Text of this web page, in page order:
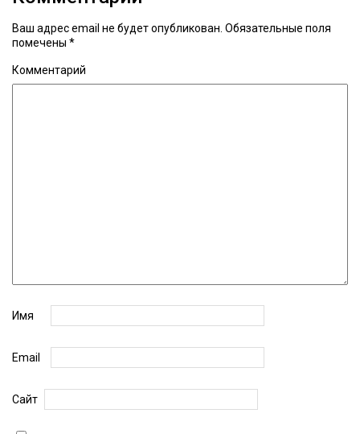
Ваш адрес email не будет опубликован. Обязательные поля
помечены *
Комментарий
Имя
Email
Сайт